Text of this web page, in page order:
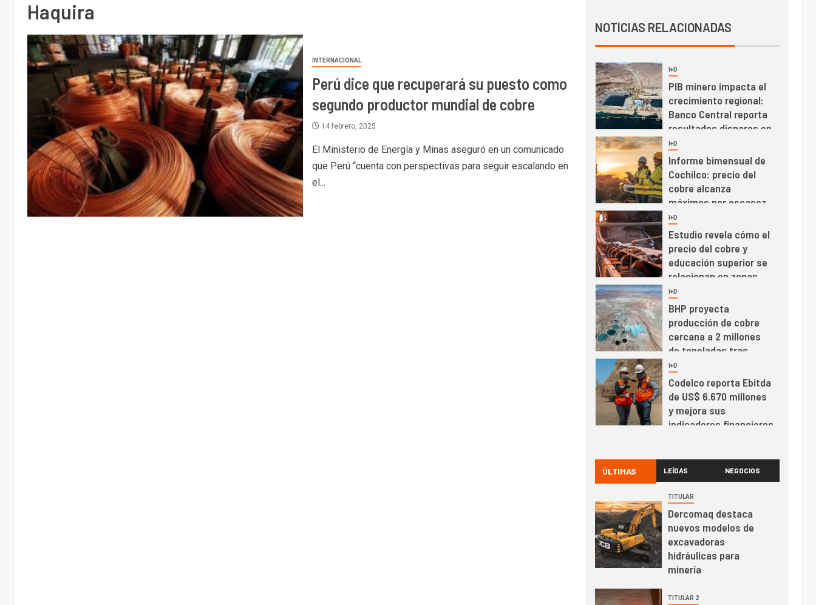
Haquira
INTERNACIONAL
Perú dice que recuperará su puesto como
segundo productor mundial de cobre
14 febrero, 2025
El Ministerio de Energía y Minas aseguró en un comunicado
que Perú “cuenta con perspectivas para seguir escalando en
el...
NOTICIAS RELACIONADAS
mayo de 2026 cae
10,6%
3 I+D
PIB minero impacta el
crecimiento regional:
Banco Central reporta
resultados dispares en
el primer trimestre
4 I+D
Informe bimensual de
Cochilco: precio del
cobre alcanza
máximos por escasez
de concentrados
5 I+D
Estudio revela cómo el
precio del cobre y
educación superior se
relacionan en zonas
mineras
6 I+D
BHP proyecta
producción de cobre
cercana a 2 millones
de toneladas tras
récord en Escondida
I+D
Codelco reporta Ebitda
de US$ 6.670 millones
y mejora sus
indicadores financieros
Codelco Ventanas
prueba camión 100%
eléctrico para
transportar cátodos al
Puerto de San Antonio
2 I+D
Producción minera en
mayo de 2026 cae
10,6%
3
ÚLTIMAS LEÍDAS NEGOCIOS
TITULAR
Dercomaq destaca
nuevos modelos de
excavadoras
hidráulicas para
minería
TITULAR 2